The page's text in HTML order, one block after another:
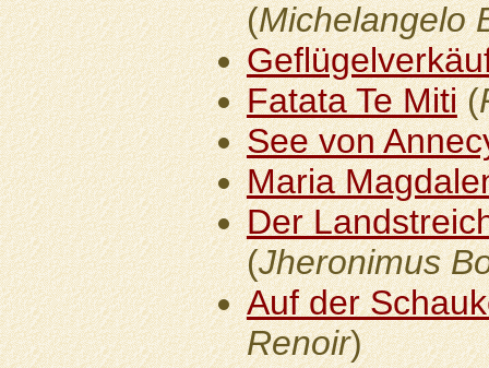
(Michelangelo
Fatata Te Miti(
See von
Maria
Der
(Jheronimus
Auf der
Renoir)